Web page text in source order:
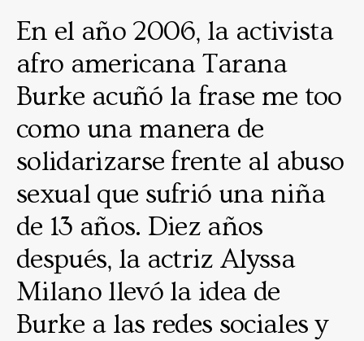
En el año 2006, la activista
afro americana Tarana
Burke acuñó la frase me too
como una manera de
solidarizarse frente al abuso
sexual que sufrió una niña
de 13 años. Diez años
después, la actriz Alyssa
Milano llevó la idea de
Burke a las redes sociales y